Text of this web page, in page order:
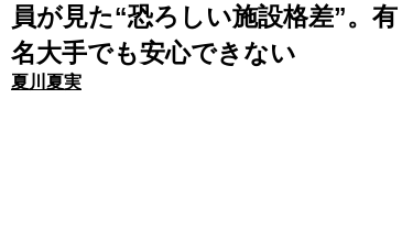
員が見た“恐ろしい施設格差”。有
名大手でも安心できない
夏川夏実